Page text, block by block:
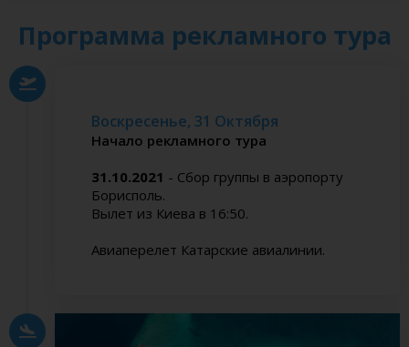
Программа рекламного тура
Воскресенье, 31 Октября
Начало рекламного тура
31.10.2021 - Сбор группы в аэропорту
Борисполь.
Вылет из Киева в 16:50.
Авиаперелет Катарские авиалинии.